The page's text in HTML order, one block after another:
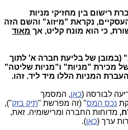
רישום בין מחזיקי מניות
נקראת "מיזוג" והשם הזה
כי הוא מונח קליט, אך מאוד
(במובן של בליעת חברה א' לתוך
מכירת "מניות" ו"מניות שליטה"
המניות הללו מיד ליד. זהו.
לבורסה (כאן, המסמך
נכס המס" (זה מפרשת "תיק בזק"),
מדוחות החברה ומרישומיה. זאת,
ערך (כאן).